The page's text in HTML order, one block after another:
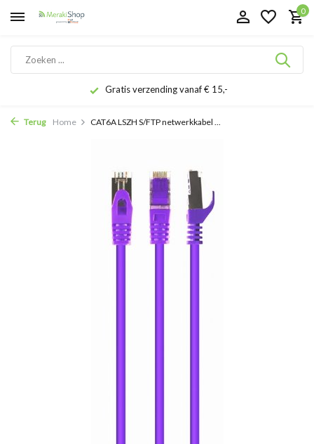
0
Gratis verzending vanaf € 15,-
Terug Home CAT6A LSZH S/FTP netwerkkabel ...